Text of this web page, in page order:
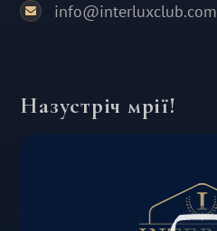
info@interluxclub.com
Назустріч мрії!